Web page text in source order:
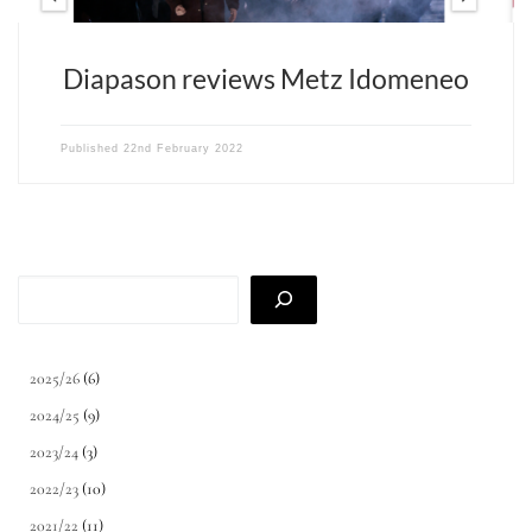
Diapason reviews Metz Idomeneo
Published 22nd February 2022
2025/26 (6)
2024/25 (9)
2023/24 (3)
2022/23 (10)
2021/22 (11)